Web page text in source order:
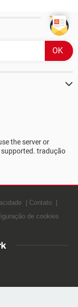
the server or
tradução
Contato
de cookies